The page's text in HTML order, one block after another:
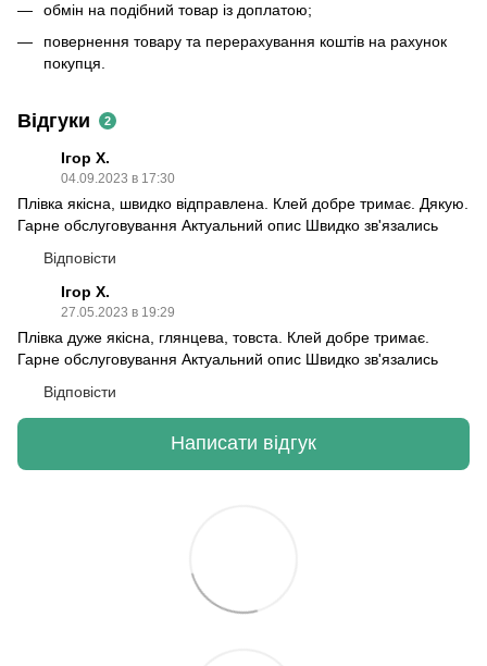
обмін на подібний товар із доплатою;
повернення товару та перерахування коштів на рахунок
покупця.
Відгуки 2
Ігор Х.
04.09.2023 в 17:30
Плівка якісна, швидко відправлена. Клей добре тримає. Дякую.
Гарне обслуговування Актуальний опис Швидко зв'язались
Відповісти
Ігор Х.
27.05.2023 в 19:29
Плівка дуже якісна, глянцева, товста. Клей добре тримає.
Гарне обслуговування Актуальний опис Швидко зв'язались
Відповісти
Написати відгук